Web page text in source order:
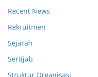
Recent News
Rekruitmen
Sejarah
Sertijab
Struktur Organisasi